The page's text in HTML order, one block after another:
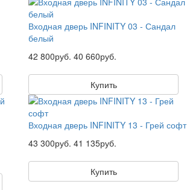
Входная дверь INFINITY 03 - Сандал
белый
42 800руб. 40 660руб.
Купить
Входная дверь INFINITY 13 - Грей софт
43 300руб. 41 135руб.
Купить